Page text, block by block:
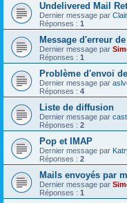
Undelivered Mail
Dernier message par
Réponses : 1
Message d'erreur
Dernier message par
Réponses : 1
Problème d'envoi
Dernier message par
Réponses : 4
Liste de diffusion
Dernier message par
Réponses : 2
Pop et IMAP
Dernier message par
Réponses : 2
Mails envoyés par
Dernier message par
Réponses : 1